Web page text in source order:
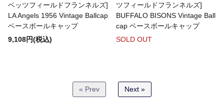
ベッツフィールドフランネルズ]
LA Angels 1956 Vintage Ballcap
ベースボールキャップ
9,108円(税込)
ツフィールドフランネルズ]
BUFFALO BISONS Vintage Ball
cap ベースボールキャップ
SOLD OUT
« Prev Next »
NANGA